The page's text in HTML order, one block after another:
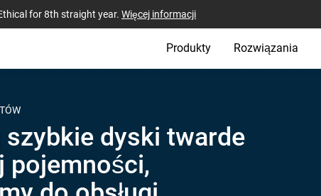
for 8th straight year. Więcej informacji
Produkty Rozwiązania
szybkie dyski twarde
pojemności,